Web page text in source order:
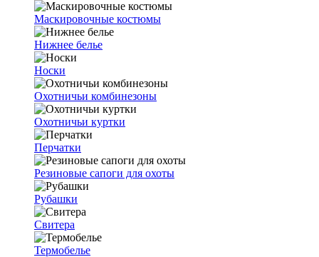
Маскировочные костюмы
Нижнее белье
Носки
Охотничьи комбинезоны
Охотничьи куртки
Перчатки
Резиновые сапоги для охоты
Рубашки
Свитера
Термобелье